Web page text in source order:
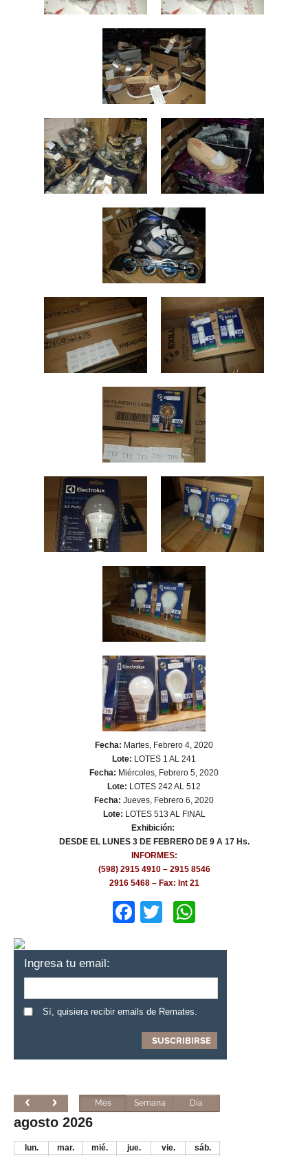
Fecha: Martes, Febrero 4, 2020
Lote: LOTES 1 AL 241
Fecha: Miércoles, Febrero 5, 2020
Lote: LOTES 242 AL 512
Fecha: Jueves, Febrero 6, 2020
Lote: LOTES 513 AL FINAL
Exhibición:
DESDE EL LUNES 3 DE FEBRERO DE 9 A 17 Hs.
INFORMES:
(598) 2915 4910 – 2915 8546
2916 5468 – Fax: Int 21
Facebook
Twitter
Ingresa tu email:
Sí, quisiera recibir emails de Remates.
Mes Semana Día
agosto 2026
lun. mar. mié. jue. vie. sáb.